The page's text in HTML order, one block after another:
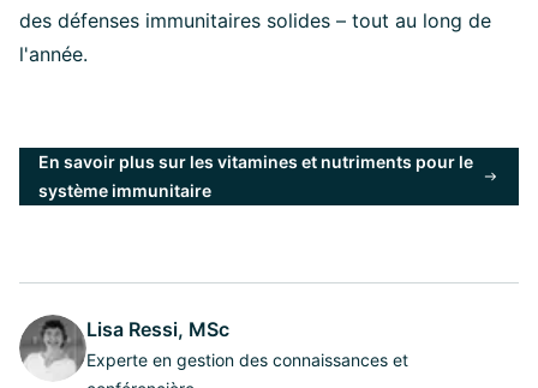
des défenses immunitaires solides – tout au long de
l'année.
En savoir plus sur les vitamines et nutriments pour le
système immunitaire
Lisa Ressi, MSc
Experte en gestion des connaissances et